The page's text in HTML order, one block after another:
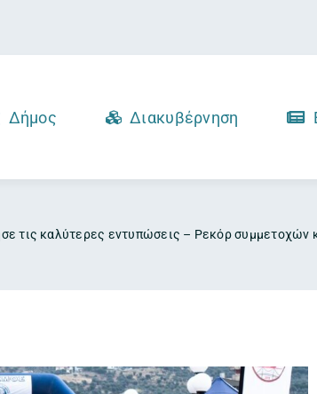
Δήμος Διακυβέρνηση
τις καλύτερες εντυπώσεις – Ρεκόρ συμμετοχών